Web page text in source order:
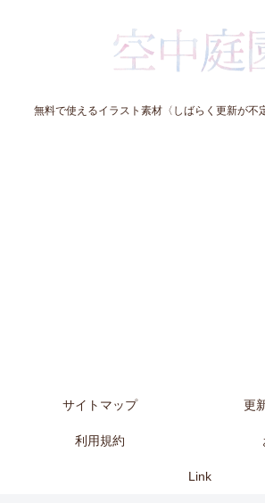
無料で使えるイラスト素材〈しばらく更新が不
サイトマップ 更
利用規約
Link